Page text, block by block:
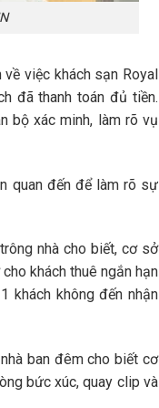
việc khách sạn Royal
đã thanh toán đủ tiền.
bộ xác minh, làm rõ vụ
quan đến để làm rõ sự
nhà cho biết, cơ sở
khách thuê ngắn hạn
khách không đến nhận
ban đêm cho biết cơ
bức xúc, quay clip và